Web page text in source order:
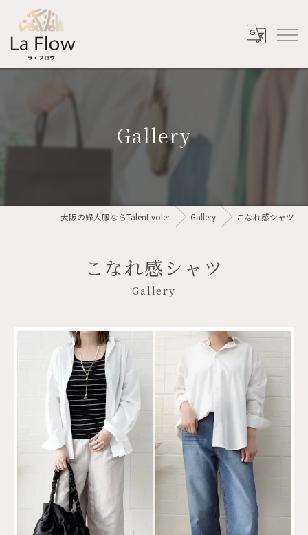
Gallery
大阪の婦人服ならTalent voler Gallery こなれ感シャツ
Gallery
こなれ感シャツ